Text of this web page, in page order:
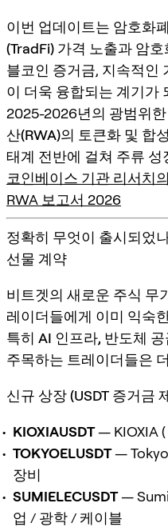
이번 업데이트는 암호화
(TradFi) 가격 노출과 암호
블코인 증거금, 지속적인
이 더욱 융합되는 계기가
2025-2026년의 광범위
산(RWA)의 토큰화 및 합
태계 전반에 걸쳐 주류
코인베이스 기관 리서치
RWA 보고서 2026
정확히 무엇이 출시되었
선물 계약
비트겟의 새로운 주식 무
레이더들에게 이미 익숙
특히 AI 인프라, 반도체
주목하는 트레이더들은
신규 상장 (USDT 증거금
KIOXIAUSDT— KIOXIA (
TOKYOELUSDT— Tokyo
장비
SUMIELECUSDT—
업 / 광학 / 케이블